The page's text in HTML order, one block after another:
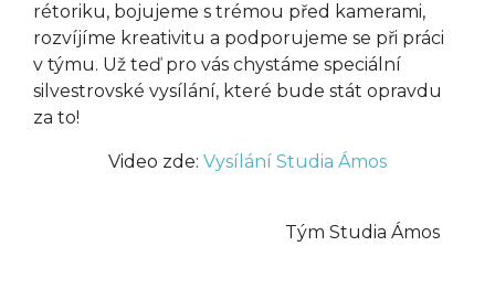
rétoriku, bojujeme s trémou před kamerami,
rozvíjíme kreativitu a podporujeme se při práci
v týmu. Už teď pro vás chystáme speciální
silvestrovské vysílání, které bude stát opravdu
za to!
Video zde: Vysílání Studia Ámos
Tým Studia Ámos